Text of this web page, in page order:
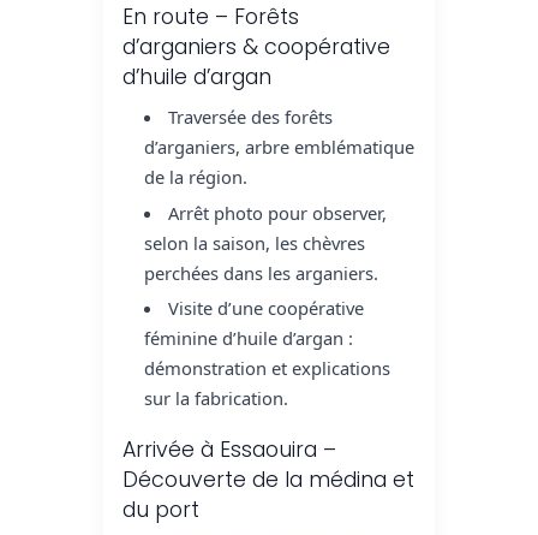
En route – Forêts
d’arganiers & coopérative
d’huile d’argan
Traversée des forêts
d’arganiers, arbre emblématique
de la région.
Arrêt photo pour observer,
selon la saison, les chèvres
perchées dans les arganiers.
Visite d’une coopérative
féminine d’huile d’argan :
démonstration et explications
sur la fabrication.
Arrivée à Essaouira –
Découverte de la médina et
du port